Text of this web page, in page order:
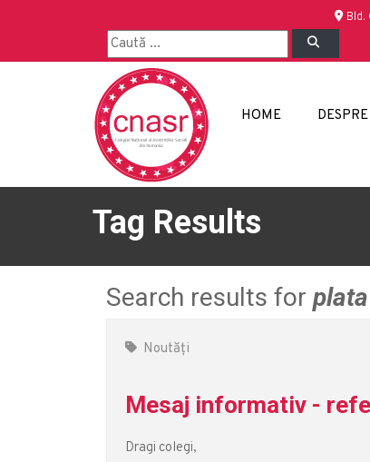
Bld.
HOME DESPRE
Tag Results
Search results for
Noutăți
Mesaj informativ -
Dragi colegi,